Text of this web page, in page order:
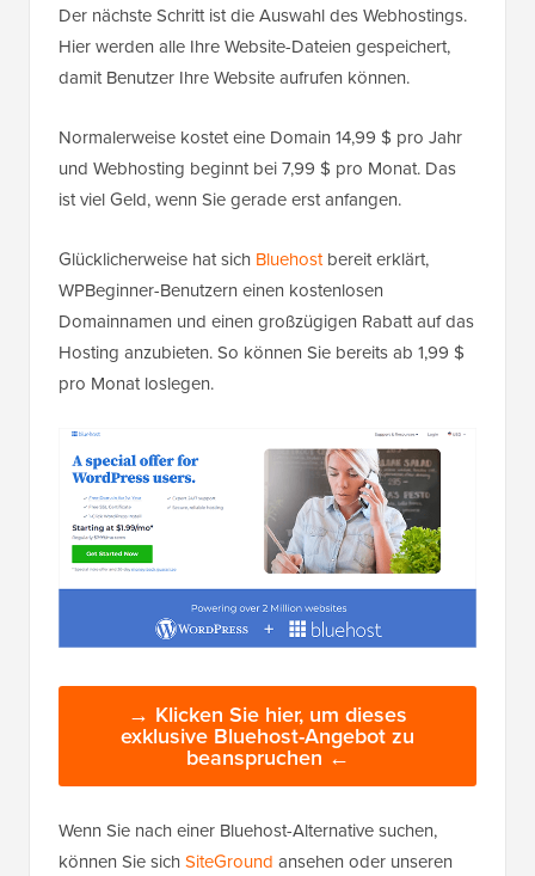
Der nächste Schritt ist die Auswahl des Webhostings.
Hier werden alle Ihre Website-Dateien gespeichert,
damit Benutzer Ihre Website aufrufen können.
Normalerweise kostet eine Domain 14,99 $ pro Jahr
und Webhosting beginnt bei 7,99 $ pro Monat. Das
ist viel Geld, wenn Sie gerade erst anfangen.
Glücklicherweise hat sich Bluehostbereit erklärt,
WPBeginner-Benutzern einen kostenlosen
Domainnamen und einen großzügigen Rabatt auf das
Hosting anzubieten. So können Sie bereits ab 1,99 $
pro Monat loslegen.
→ Klicken Sie hier, um dieses
exklusive Bluehost-Angebot zu
beanspruchen ←
Wenn Sie nach einer Bluehost-Alternative suchen,
können Sie sichSiteGround ansehen oder unseren